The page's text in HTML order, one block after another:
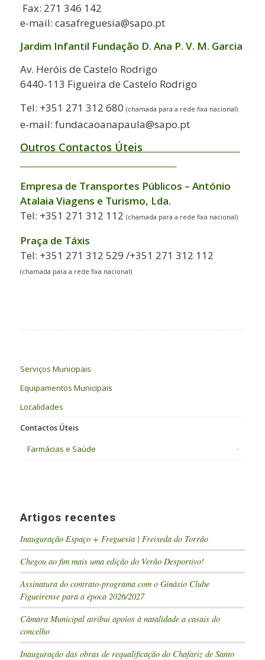
Fax: 271 346 142
e-mail: casafreguesia@sapo.pt
Jardim Infantil Fundação D. Ana P. V. M. Garcia
Av. Heróis de Castelo Rodrigo
6440-113 Figueira de Castelo Rodrigo
Tel: +351 271 312 680 (chamada para a rede fixa nacional)
e-mail: fundacaoanapaula@sapo.pt
Outros Contactos Úteis
Empresa de Transportes Públicos – António
Atalaia Viagens e Turismo, Lda.
Tel: +351 271 312 112 (chamada para a rede fixa nacional)
Praça de Táxis
Tel: +351 271 312 529 /+351 271 312 112
(chamada para a rede fixa nacional)
Serviços Municipais
Equipamentos Municipais
Localidades
Contactos Úteis
Farmácias e Saúde
Artigos recentes
Inauguração Espaço + Freguesia | Freixeda do Torrão
Chegou ao fim mais uma edição do Verão Desportivo!
Assinatura do contrato-programa com o Ginásio Clube
Figueirense para a época 2026/2027
Câmara Municipal atribui apoios à natalidade a casais do
concelho
Inauguração das obras de requalificação do Chafariz de Santo